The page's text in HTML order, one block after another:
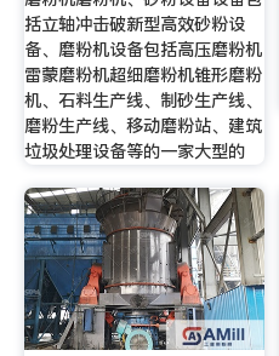
括立轴冲击破新型高效砂粉设
备、磨粉机设备包括高压磨粉机
雷蒙磨粉机超细磨粉机锥形磨粉
机、石料生产线、制砂生产线、
磨粉生产线、移动磨粉站、建筑
垃圾处理设备等的一家大型的